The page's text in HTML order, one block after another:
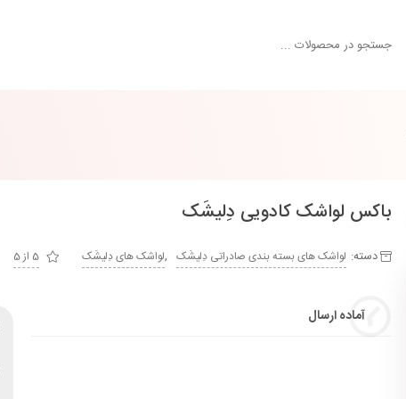
باکس لواشک کادویی دِلیشَک
دسته: لواشک های بسته بندی صادراتی دِلیشَک ,لواشک های دِلیشَک 5 از 5
آماده ارسال